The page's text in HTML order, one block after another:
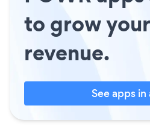
to grow
revenue.
See apps